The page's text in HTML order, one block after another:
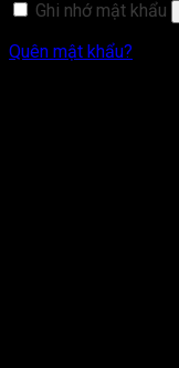
Ghi nhớ mật khẩu
Quên mật khẩu?